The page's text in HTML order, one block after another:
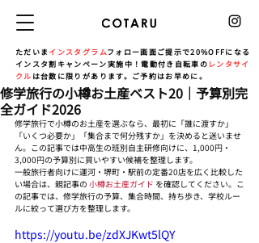
ただいま インスタグラムフォロー画面ご提示で20%OFFになる
インスタ割キャンペーン実施中！電動付き自転車の レンタサイ
クル は台数に限りがあります。ご予約はお早めに。
修学旅行の小樽お土産ベスト20｜予算別完
全ガイド2026
修学旅行で小樽のお土産を選ぶなら、最初に「誰に渡すか」
「いくつ必要か」「集合まで何分残すか」を決めると迷いませ
ん。この記事では中高生の班別自主研修向けに、1,000円・
3,000円の予算別に買いやすい候補を整理します。
一般旅行者向けに運河・堺町・駅前の定番20店を広く比較した
い場合は、親記事の 小樽お土産ガイド を確認してください。こ
の記事では、修学旅行の予算、集合時間、持ち歩き、学校ルー
ルに絞って選び方を整理します。
https://youtu.be/zdXJKwt5lQY